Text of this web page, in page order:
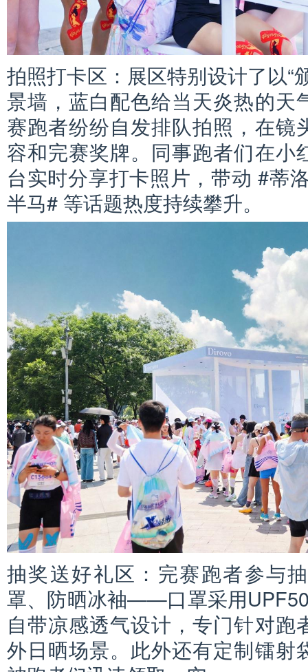
拍照打卡区：展区特别设计了以“
景墙，蓝白配色给当天炎热的天
赛跑者纷纷自发排队拍照，在镜
容和完赛奖牌。同事跑者们在小
台实时分享打卡照片，带动 #蒂
半马# 等话题热度持续攀升。
抽奖送好礼区：完赛跑者参与
罩、防晒冰袖——口罩采用
自带凉感透气设计，专门针对跑
外日晒场景。此外还有定制镭射